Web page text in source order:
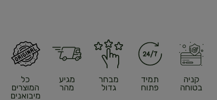
קניה
בטוחה
תמיד
פתוח
מבחר
גדול
מגיע
מהר
כל
המוצרים
מיבואנים